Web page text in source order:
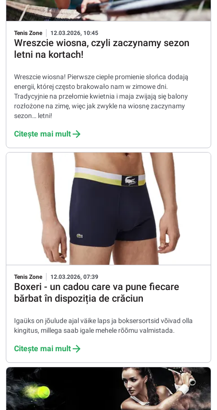
Tenis Zone 12.03.2026, 10:45
Wreszcie wiosna, czyli zaczynamy sezon
letni na kortach!
Wreszcie wiosna! Pierwsze ciepłe promienie słońca dodają
energii, której często brakowało nam w zimowe dni.
Tradycyjnie na przełomie kwietnia i maja zwijają się balony
rozłożone na zimę, więc jak zwykle na wiosnę zaczynamy
sezon… letni!
Citește mai mult
Tenis Zone 12.03.2026, 07:39
Boxeri - un cadou care va pune fiecare
bărbat în dispoziția de crăciun
Igaüks on jõulude ajal väike laps ja boksersortsid võivad olla
kingitus, millega saab igale mehele rõõmu valmistada.
Citește mai mult